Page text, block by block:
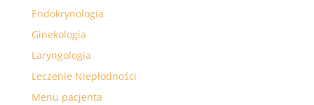
Endokrynologia
Ginekologia
Laryngologia
Leczenie Niepłodności
Menu pacjenta